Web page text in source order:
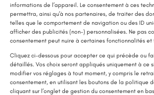
informations de l’appareil. Le consentement à ces
permettra, ainsi qu’à nos partenaires, de traiter des
telles que le comportement de navigation ou des ID
afficher des publicités (non-) personnalisées. Ne pas
consentement peut nuire à certaines fonctionnalités et
Cliquez ci-dessous pour accepter ce qui précède ou
détaillés. Vos choix seront appliqués uniquement à ce
modifier vos réglages à tout moment, y compris le
consentement, en utilisant les boutons de la politique
cliquant sur l’onglet de gestion du consentement en
Évaluation thermique initial
Nous commençons par
énergétique de votre logement
les meilleures améliorations
recevrez trois propositions de plans
adaptés à vos besoins.
LE SAVIEZ-VOUS ?
Une pompe à chaleur (PAC) utilise très peu
environ 1 kWh pour générer 4 kWh de
Une solution performante et